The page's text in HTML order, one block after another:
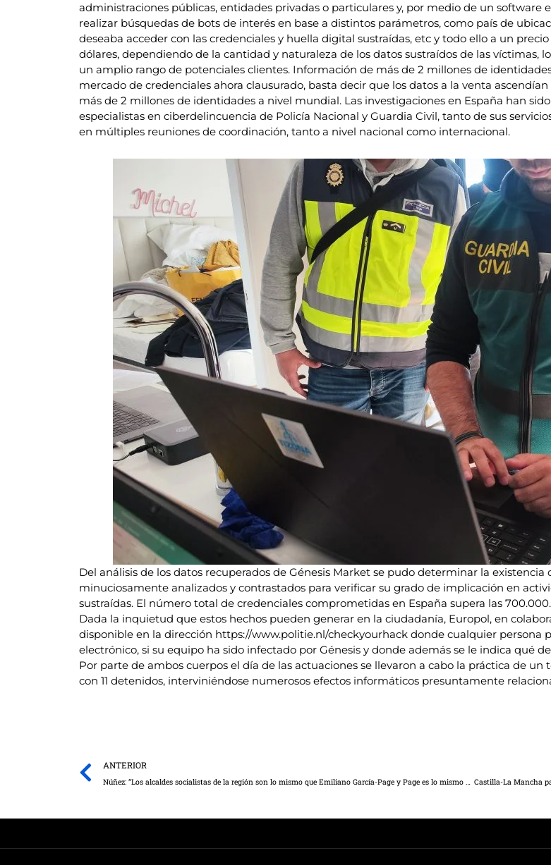
administraciones públicas, entidades privadas o particulares y, por medio de un software
realizar búsquedas de bots de interés en base a distintos parámetros, como país de
deseaba acceder con las credenciales y huella digital sustraídas, etc y todo ello a un
dólares, dependiendo de la cantidad y naturaleza de los datos sustraídos de las víctimas,
un amplio rango de potenciales clientes. Información de más de 2 millones de
mercado de credenciales ahora clausurado, basta decir que los datos a la venta
más de 2 millones de identidades a nivel mundial. Las investigaciones en España han
especialistas en ciberdelincuencia de Policía Nacional y Guardia Civil, tanto de sus
en múltiples reuniones de coordinación, tanto a nivel nacional como internacional.
Del análisis de los datos recuperados de Génesis Market se pudo determinar la
minuciosamente analizados y contrastados para verificar su grado de implicación en
sustraídas. El número total de credenciales comprometidas en España supera las
Dada la inquietud que estos hechos pueden generar en la ciudadanía, Europol, en
disponible en la dirección https://www.politie.nl/checkyourhack donde cualquier persona
electrónico, si su equipo ha sido infectado por Génesis y donde además se le indica qué
Por parte de ambos cuerpos el día de las actuaciones se llevaron a cabo la práctica de
con 11 detenidos, interviniéndose numerosos efectos informáticos presuntamente
Prev
ANTERIOR
Núñez: “Los alcaldes socialistas de la región son lo mismo que Emiliano García-Page y Page es lo mismo que Pedro Sánchez”